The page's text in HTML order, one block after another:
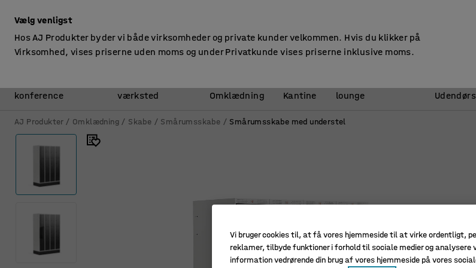
konference
værksted
Omklædning Kantine
lounge
AJ Produkter Omklædning Skabe Smårumsskabe Smårumsskabe med understel
Vælg venligst
Hos AJ Produkter byder vi både virksomheder og private kunder velkommen. Hvis du klikker på
Virksomhed, vises priserne uden moms og under Privatkunde vises priserne inklusive moms.
Vi bruger cookies til, at få vores hjemmeside til at virke ordentligt,
reklamer, tilbyde funktioner i forhold til sociale medier og analysere
information vedrørende din brug af vores hjemmeside på vores